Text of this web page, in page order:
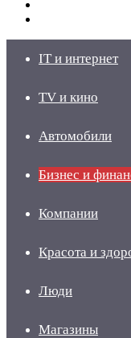
IT и интернет
TV и кино
Автомобили
Бизнес и
Компании
Красота и
Люди
Магазины